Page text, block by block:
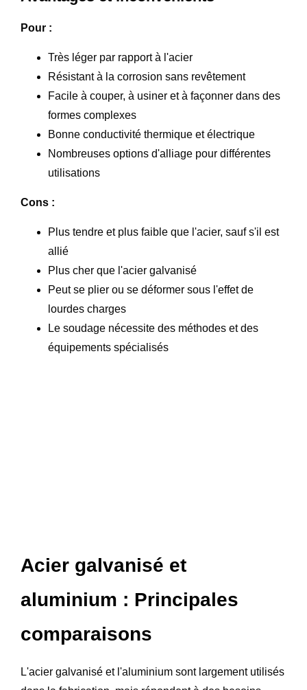
Pour :
Très léger par rapport à l'acier
Résistant à la corrosion sans revêtement
Facile à couper, à usiner et à façonner dans des
formes complexes
Bonne conductivité thermique et électrique
Nombreuses options d'alliage pour différentes
utilisations
Cons :
Plus tendre et plus faible que l'acier, sauf s'il est
allié
Plus cher que l'acier galvanisé
Peut se plier ou se déformer sous l'effet de
lourdes charges
Le soudage nécessite des méthodes et des
équipements spécialisés
Acier galvanisé et
aluminium : Principales
comparaisons
L'acier galvanisé et l'aluminium sont largement utilisés